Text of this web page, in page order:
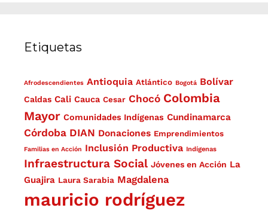
Etiquetas
Afrodescendientes Antioquia Atlántico Bogotá Bolívar
Caldas Cali Cauca Cesar Chocó Colombia
Mayor Comunidades Indígenas Cundinamarca
Córdoba DIAN Donaciones Emprendimientos
Familias en Acción Inclusión Productiva Indígenas
Infraestructura Social Jóvenes en Acción La
Guajira Laura Sarabia Magdalena
mauricio rodríguez